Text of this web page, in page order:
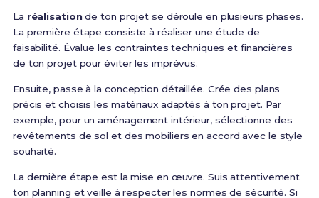
La réalisationde ton projet se déroule en plusieurs phases.
La première étape consiste à réaliser une étude de
faisabilité. Évalue les contraintes techniques et financières
de ton projet pour éviter les imprévus.
Ensuite, passe à la conception détaillée. Crée des plans
précis et choisis les matériaux adaptés à ton projet. Par
exemple, pour un aménagement intérieur, sélectionne des
revêtements de sol et des mobiliers en accord avec le style
souhaité.
La dernière étape est la mise en œuvre. Suis attentivement
ton planning et veille à respecter les normes de sécurité. Si